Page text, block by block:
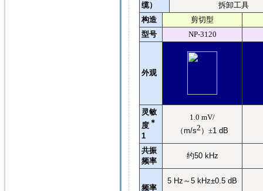
缆）
拆卸工具
构造
剪切型
型号
NP-3120
外观
灵敏
度 ＊
1
1.0 mV/
（m/s2 ）±1 dB
共振
频率
约50 kHz
频率
5 Hz ～5 kHz±0.5 dB